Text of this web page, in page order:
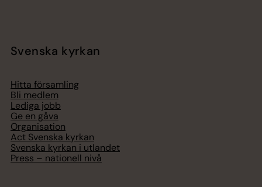
Svenska kyrkan
Hitta församling
Bli medlem
Lediga jobb
Ge en gåva
Organisation
Act Svenska kyrkan
Svenska kyrkan i utlandet
Press – nationell nivå